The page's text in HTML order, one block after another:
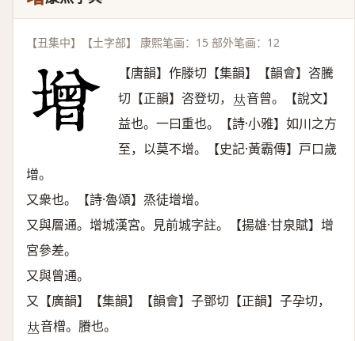
【丑集中】【土字部】 康熙笔画：15 部外笔画：12
【唐韻】作滕切【集韻】【韻會】咨騰
切【正韻】咨登切， 𠀤音曾。【說文】
益也。一曰重也。【詩·小雅】如川之方
至，以莫不增。【史記·黃霸傳】戸口歲
增。
又衆也。【詩·魯頌】烝徒增增。
又與層通。增城漢宮。見前城字註。【揚雄·甘泉賦】增
宮參差。
又與曾通。
又【廣韻】【集韻】【韻會】子鄧切【正韻】子孕切，
𠀤音橧。賸也。